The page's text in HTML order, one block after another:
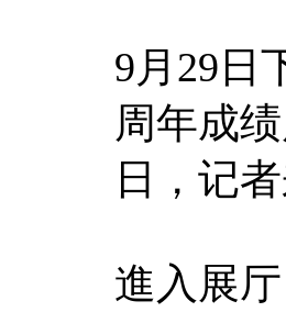
9月29日
周年成
日，记
進入展